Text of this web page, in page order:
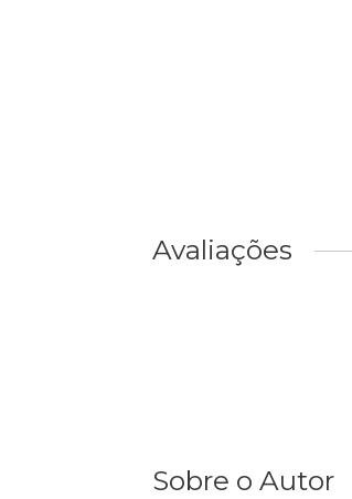
Avaliações
Sobre o Autor